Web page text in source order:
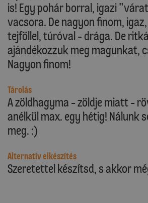
is! Egy pohár borral, igazi
vacsora. De nagyon finom,
tejföllel, túróval - drága. De
ajándékozzuk meg magunkat,
Nagyon finom!
Tárolás
A zöldhagyma - zöldje miatt -
anélkül max. egy hétig! Nálunk
meg. :)
Alternatív elkészítés
Szeretettel készítsd, s akkor